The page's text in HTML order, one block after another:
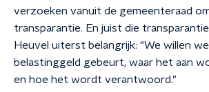
verzoeken vanuit de gemeenteraad
transparantie. En juist die
Heuvel uiterst belangrijk: "We willen
belastinggeld gebeurt, waar het aan
en hoe het wordt verantwoord."